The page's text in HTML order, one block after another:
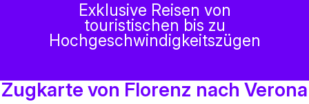
Exklusive Reisen von
touristischen bis zu
Hochgeschwindigkeitszügen
Zugkarte von Florenz nach Verona